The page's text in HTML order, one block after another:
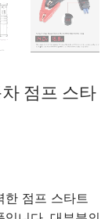
점프 스타
한 점프 스타트